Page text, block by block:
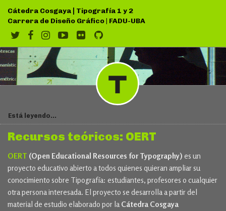
Cátedra Cosgaya | Tipografía 1 y 2
Carrera de Diseño Gráfico| FADU-UBA
Está leyendo...
Recursos teóricos: OERT
OERT (Open Educational Resources for Typography) es un
proyecto educativo abierto a todos quienes quieran ampliar su
conocimiento sobre Tipografía: estudiantes, profesores o cualquier
otra persona interesada. El proyecto se desarrolla a partir del
material de estudio elaborado por la Cátedra Cosgaya